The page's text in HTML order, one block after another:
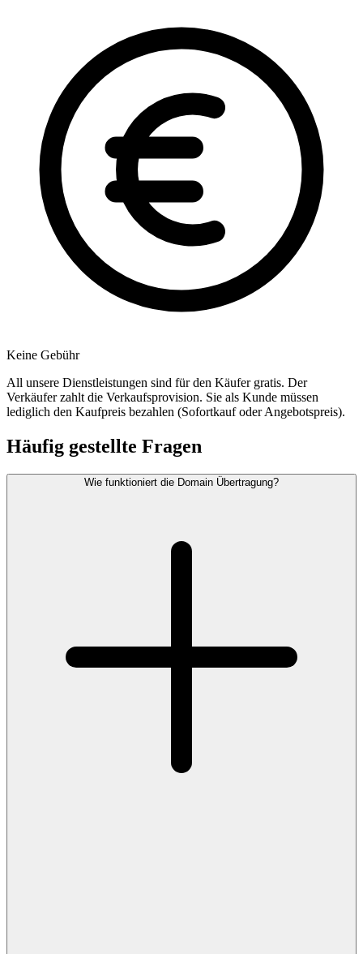
Keine Gebühr
All unsere Dienstleistungen sind für den Käufer gratis. Der
Verkäufer zahlt die Verkaufsprovision. Sie als Kunde müssen
lediglich den Kaufpreis bezahlen (Sofortkauf oder Angebotspreis).
Häufig gestellte Fragen
Wie funktioniert die Domain Übertragung?